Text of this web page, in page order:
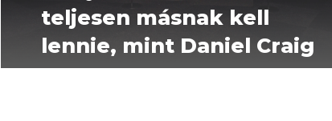
teljesen másnak kell
lennie, mint Daniel Craig